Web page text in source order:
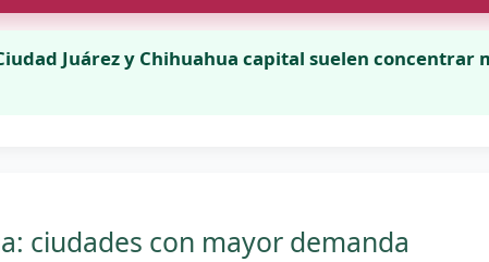
Juárez y Chihuahua capital suelen concentrar
ciudades con mayor demanda